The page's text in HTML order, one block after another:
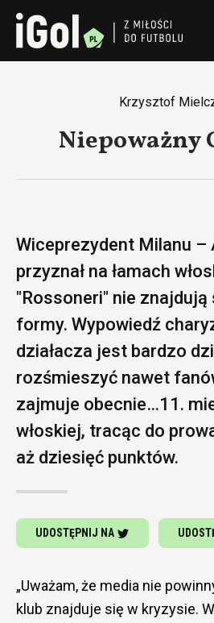
Krzysztof
Niepoważny
Wiceprezydent Milanu –
przyznał na łamach
"Rossoneri" nie znajdują
formy. Wypowiedź
działacza jest bardzo
rozśmieszyć nawet
zajmuje obecnie…11.
włoskiej, tracąc do
aż dziesięć punktów.
UDOSTĘPNIJ NA
„Uważam, że media nie
klub znajduje się w kryzysie.